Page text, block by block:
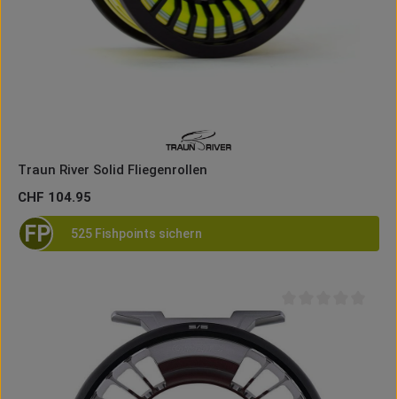
Traun River Solid Fliegenrollen
Regulärer Preis:
CHF 104.95
FP 525 Fishpoints sichern
Durchschnittliche